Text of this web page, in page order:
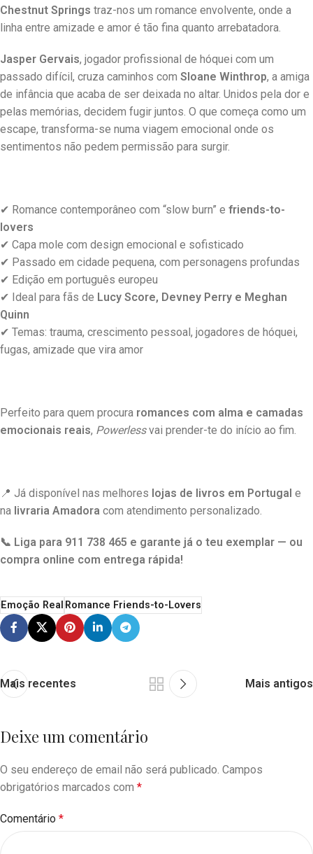
Chestnut Springs traz-nos um romance envolvente, onde a
linha entre amizade e amor é tão fina quanto arrebatadora.
Jasper Gervais, jogador profissional de hóquei com um
passado difícil, cruza caminhos com Sloane Winthrop, a amiga
de infância que acaba de ser deixada no altar. Unidos pela dor e
pelas memórias, decidem fugir juntos. O que começa como um
escape, transforma-se numa viagem emocional onde os
sentimentos não pedem permissão para surgir.
✔ Romance contemporâneo com “slow burn” e friends-to-
lovers
✔ Capa mole com design emocional e sofisticado
✔ Passado em cidade pequena, com personagens profundas
✔ Edição em português europeu
✔ Ideal para fãs de Lucy Score, Devney Perry e Meghan
Quinn
✔ Temas: trauma, crescimento pessoal, jogadores de hóquei,
fugas, amizade que vira amor
Perfeito para quem procura romances com alma e camadas
emocionais reais, Powerlessvai prender-te do início ao fim.
📍 Já disponível nas melhores lojas de livros em Portugal e
na livraria Amadora com atendimento personalizado.
📞 Liga para 911 738 465 e garante já o teu exemplar — ou
compra online com entrega rápida!
Emoção Real Romance Friends-to-Lovers
Mais recentes Mais antigos
Deixe um comentário
O seu endereço de email não será publicado. Campos
obrigatórios marcados com *
Comentário *